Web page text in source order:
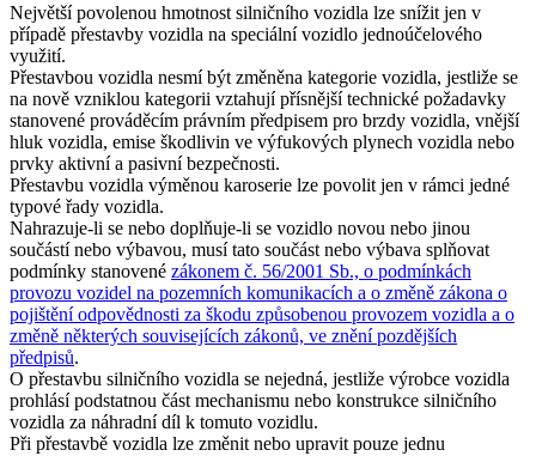
Největší povolenou hmotnost silničního vozidla lze snížit jen v
případě přestavby vozidla na speciální vozidlo jednoúčelového
využití.
Přestavbou vozidla nesmí být změněna kategorie vozidla, jestliže se
na nově vzniklou kategorii vztahují přísnější technické požadavky
stanovené prováděcím právním předpisem pro brzdy vozidla, vnější
hluk vozidla, emise škodlivin ve výfukových plynech vozidla nebo
prvky aktivní a pasivní bezpečnosti.
Přestavbu vozidla výměnou karoserie lze povolit jen v rámci jedné
typové řady vozidla.
Nahrazuje-li se nebo doplňuje-li se vozidlo novou nebo jinou
součástí nebo výbavou, musí tato součást nebo výbava splňovat
podmínky stanovené zákonem č. 56/2001 Sb., o podmínkách
provozu vozidel na pozemních komunikacích a o změně zákona o
pojištění odpovědnosti za škodu způsobenou provozem vozidla a o
změně některých souvisejících zákonů, ve znění pozdějších
předpisů.
O přestavbu silničního vozidla se nejedná, jestliže výrobce vozidla
prohlásí podstatnou část mechanismu nebo konstrukce silničního
vozidla za náhradní díl k tomuto vozidlu.
Při přestavbě vozidla lze změnit nebo upravit pouze jednu